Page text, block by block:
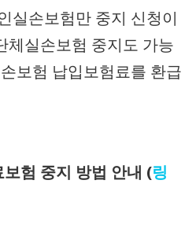
실손보험만 중지 신청이
체실손보험 중지도 가능
보험 납입보험료를 환급
험 중지 방법 안내 (링